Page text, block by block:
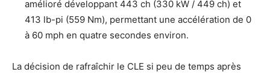
amélioré développant 443 ch (330 kW / 449 ch) et
413 lb-pi (559 Nm), permettant une accélération de 0
à 60 mph en quatre secondes environ.
La décision de rafraîchir le CLE si peu de temps après